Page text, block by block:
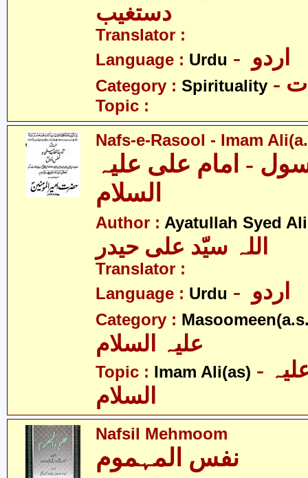
دستغیب
Translator :
Language : Urdu
Category : Spirituality
Topic :
Nafs-e-Rasool - Imam
- امام علی علیہ
Author : Ayatullah Syed
اللہ سیّد علی حیدر
Translator :
Language : Urdu
Category :
Topic : Imam Ali(as) - امام علی علیہ
السلام
Nafsil Mehmoom
نفس المہموم